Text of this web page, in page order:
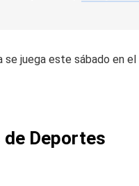
se juega este sábado en
Deportes